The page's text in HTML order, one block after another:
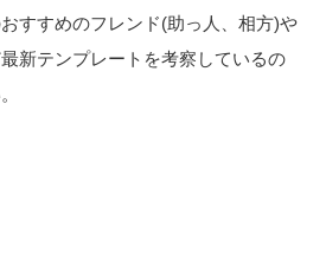
すすめのフレンド(助っ人、相方)や
新テンプレートを考察しているの